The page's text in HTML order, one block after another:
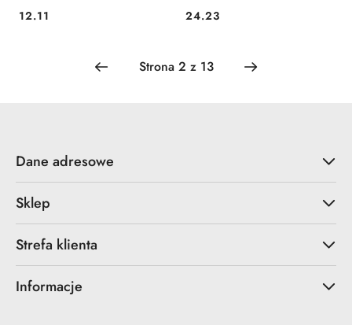
Cena:
12.11 Cena:
24.23
Dane adresowe
Sklep
Strefa klienta
Informacje